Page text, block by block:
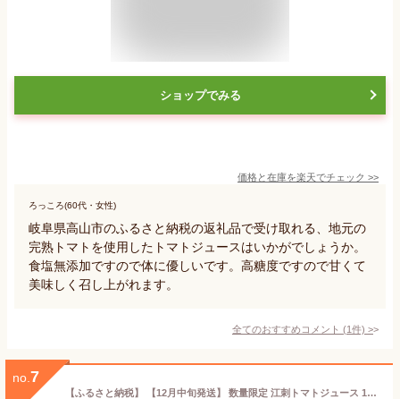
ショップでみる
価格と在庫を楽天でチェック >>
ろっころ(60代・女性)
岐阜県高山市のふるさと納税の返礼品で受け取れる、地元の
完熟トマトを使用したトマトジュースはいかがでしょうか。
食塩無添加ですので体に優しいです。高糖度ですので甘くて
美味しく召し上がれます。
全てのおすすめコメント (1件) >
no. 7
【ふるさと納税】 【12月中旬発送】 数量限定 江刺トマトジュース 190ml×30缶/60缶 無塩 無添加 とまとストレート果汁100％ 飲料 野菜ジュース 無くなり次第終了[A0059]